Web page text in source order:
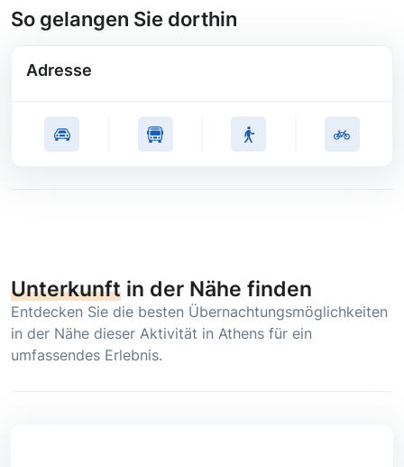
So gelangen Sie dorthin
Adresse
Unterkunft in der Nähe finden
Entdecken Sie die besten Übernachtungsmöglichkeiten
in der Nähe dieser Aktivität in Athens für ein
umfassendes Erlebnis.